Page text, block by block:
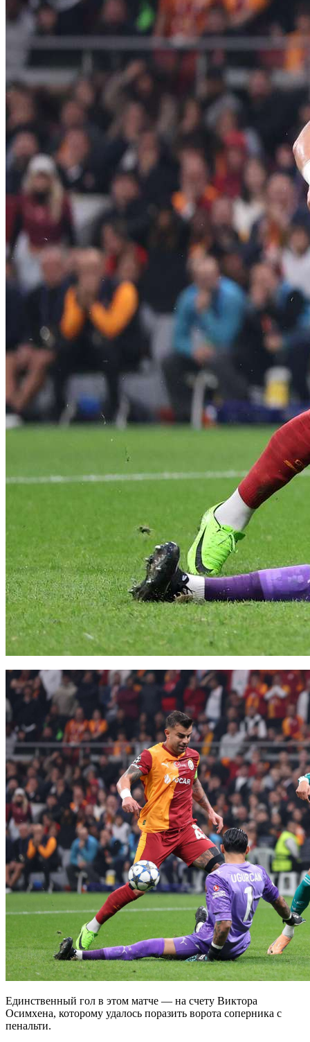
Единственный гол в этом матче — на счету Виктора
Осимхена, которому удалось поразить ворота соперника с
пенальти.